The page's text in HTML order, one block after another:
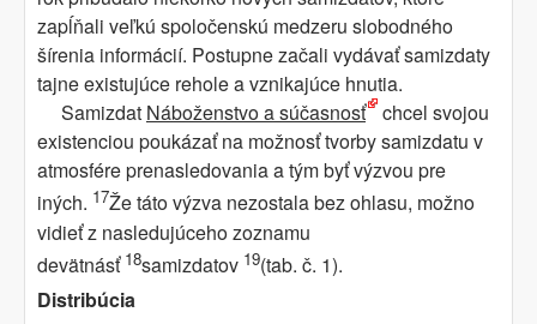
zapĺňali veľkú spoločenskú medzeru slobodného
šírenia informácií. Postupne začali vydávať samizdaty
tajne existujúce rehole a vznikajúce hnutia.
Samizdat Náboženstvo a súčasnosť
chcel svojou
existenciou poukázať na možnosť tvorby samizdatu v
atmosfére prenasledovania a tým byť výzvou pre
iných. 17Že táto výzva nezostala bez ohlasu, možno
vidieť z nasledujúceho zoznamu
devätnásť 18samizdatov 19(tab. č. 1).
Distribúcia